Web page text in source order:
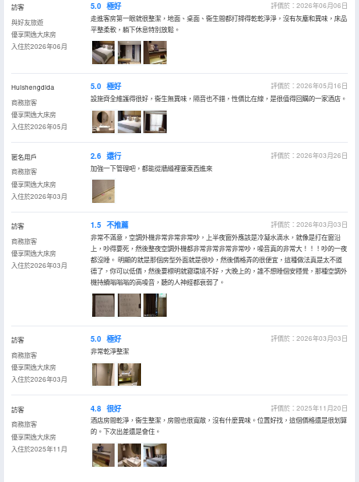
訪客
與好友旅遊
優享閑逸大床房
入住於2026年06月
5.0 極好
評價於：2026年06月06日
走進客房第一眼就很整潔，地面、桌面、衞生間都打掃得乾乾淨淨，沒有灰塵和異味，床品
平整柔軟，躺下休息特別放鬆。
Huishengdida
商務旅客
優享閑逸大床房
入住於2026年05月
5.0 極好
評價於：2026年05月16日
設施齊全維護得很好，衞生無異味，隔音也不錯，性價比在線，是很值得回購的一家酒店。
匿名用戶
商務旅客
優享閑逸大床房
入住於2026年03月
2.6 還行
評價於：2026年03月26日
加強一下管理吧，都能從牆縫裡塞東西進來
訪客
商務旅客
優享閑逸大床房
入住於2026年03月
1.5 不推薦
評價於：2026年03月03日
非常不滿意，空調外機非常非常非常吵，上半夜窗外應該是冷凝水滴水，就像是打在窗沿
上，吵得要死，然後整夜空調外機都非常非常非常非常吵，噪音真的非常大！！！吵的一夜
都沒睡。 明顯的就是那個房型外面就是很吵，然後價格弄的很便宜，這種做法真是太不道
德了，你可以低價，然後要標明就寢環境不好，大晚上的，誰不想睡個安穩覺，那種空調外
機持續嗡嗡嗡的高噪音，聽的人神經都衰弱了。
訪客
商務旅客
優享閑逸大床房
入住於2026年03月
5.0 極好
評價於：2026年03月03日
非常乾淨整潔
訪客
商務旅客
優享閑逸大床房
入住於2025年11月
4.8 很好
評價於：2025年11月20日
酒店房間乾淨，衞生整潔，房間也很寬敞，沒有什麼異味。位置好找，這個價格還是很划算
的。下次出差還是會住。